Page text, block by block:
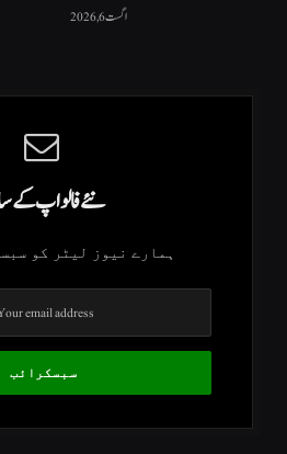
اگست 6, 2026
نئے فالو اپ کے
ہمارے نیوز لیٹر کو